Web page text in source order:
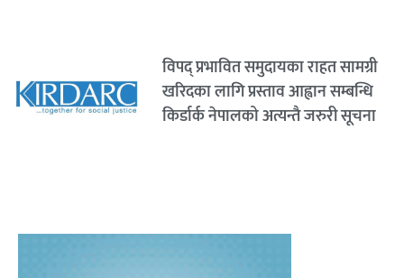
विपद् प्रभावित समुदायका राहत सामग्री
खरिदका लागि प्रस्ताव आह्वान सम्बन्धि
किर्डार्क नेपालको अत्यन्तै जरुरी सूचना